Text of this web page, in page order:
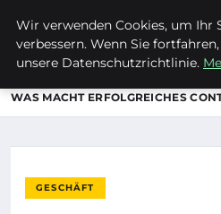
EVET ICH WILL
WAS MACHT ERFOLGREICHES
GESCHÄFT
Wir verwenden Cookies, um Ihr
verbessern. Wenn Sie
unsere Datenschutzrichtlinie.